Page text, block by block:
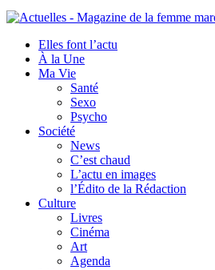
Elles font l’actu
À la Une
Ma Vie
Santé
Sexo
Psycho
Société
News
C’est chaud
L’actu en images
l’Édito de la Rédaction
Culture
Livres
Cinéma
Art
Agenda